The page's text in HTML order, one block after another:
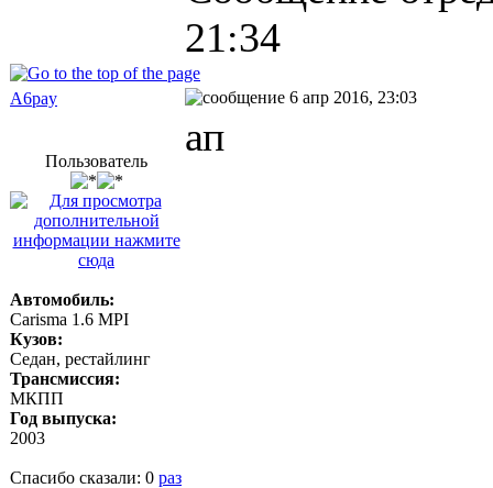
21:34
A6pay 6 апр 2016, 23:03
Пользователь
Автомобиль:
Carisma 1.6 MPI
Кузов:
Седан, рестайлинг
Трансмиссия:
МКПП
Год выпуска:
2003
Спасибо сказали: 0 раз
ап